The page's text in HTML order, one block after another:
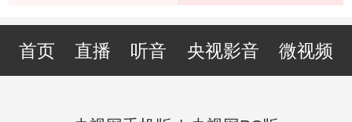
首页 直播 听音 央视影音 微视频